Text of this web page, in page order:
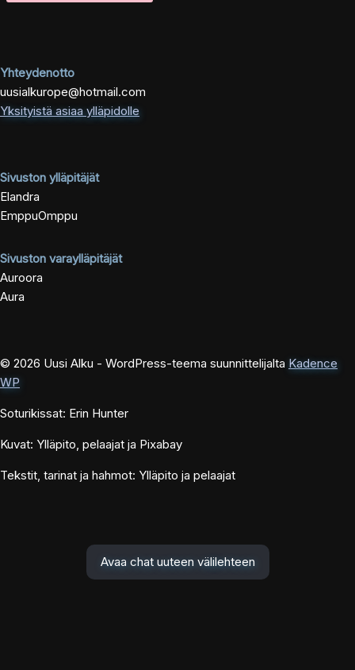
Yhteydenotto
uusialkurope@hotmail.com
Yksityistä asiaa ylläpidolle
Sivuston ylläpitäjät
Elandra
EmppuOmppu
Sivuston varaylläpitäjät
Auroora
Aura
© 2026 Uusi Alku - WordPress-teema suunnittelijalta Kadence
WP
Soturikissat: Erin Hunter
Kuvat: Ylläpito, pelaajat ja Pixabay
Tekstit, tarinat ja hahmot: Ylläpito ja pelaajat
Avaa chat uuteen välilehteen